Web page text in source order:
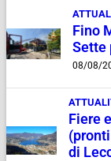
Fino
Sette
08/08/
Fiere
di